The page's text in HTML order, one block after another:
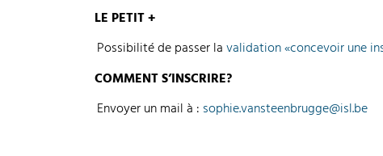
LE PETIT +
Possibilité de passer lavalidation «concevoir une
COMMENT S’INSCRIRE?
Envoyer un mail à : sophie.vansteenbrugge@isl.be